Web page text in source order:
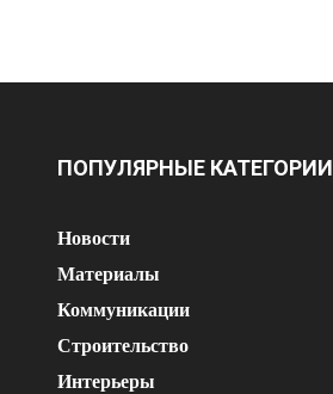
ПОПУЛЯРНЫЕ КАТЕГОРИИ
Новости
Материалы
Коммуникации
Строительство
Интерьеры